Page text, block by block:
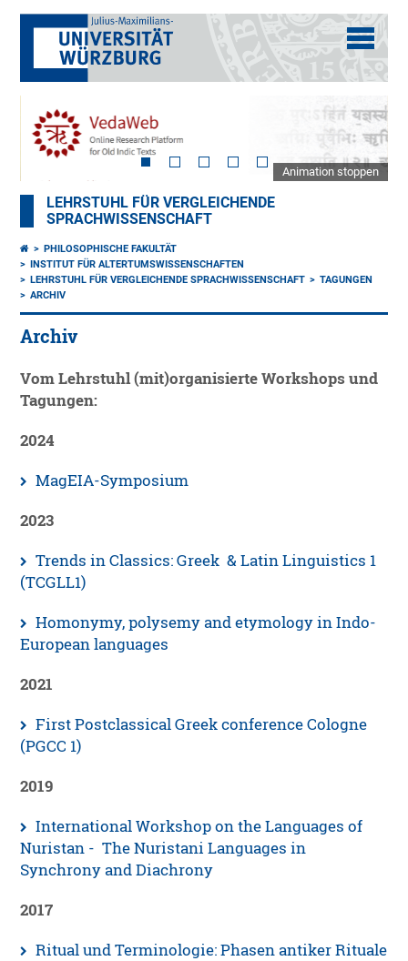
Animation stoppen
LEHRSTUHL FÜR VERGLEICHENDE
SPRACHWISSENSCHAFT
PHILOSOPHISCHE FAKULTÄT
INSTITUT FÜR ALTERTUMSWISSENSCHAFTEN
LEHRSTUHL FÜR VERGLEICHENDE SPRACHWISSENSCHAFT
TAGUNGEN
ARCHIV
Archiv
Vom Lehrstuhl (mit)organisierte Workshops und
Tagungen:
2024
MagEIA-Symposium
2023
Trends in Classics: Greek & Latin Linguistics 1
(TCGLL1)
Homonymy, polysemy and etymology in Indo-
European languages
2021
First Postclassical Greek conference Cologne
(PGCC 1)
2019
International Workshop on the Languages of
Nuristan - The Nuristani Languages in
Synchrony and Diachrony
2017
Ritual und Terminologie: Phasen antiker Rituale